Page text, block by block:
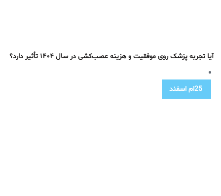
آیا تجربه پزشک روی موفقیت و هزینه عصب‌کشی در سال ۱۴۰۴ تأثیر دارد؟
25ام اسفند